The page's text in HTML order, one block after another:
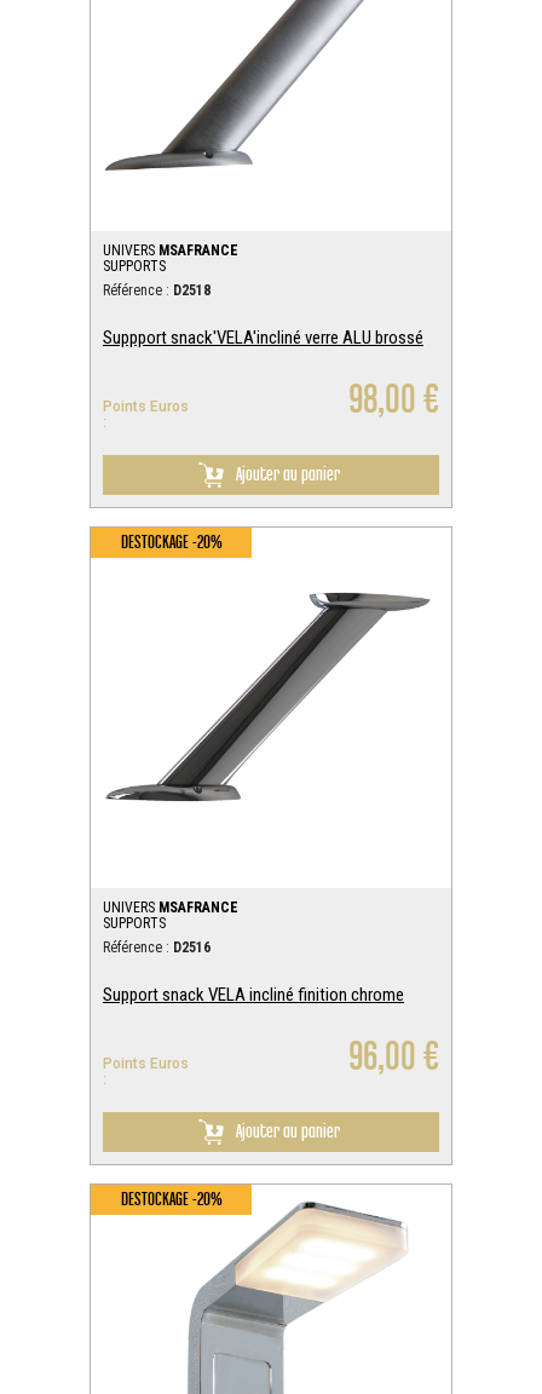
UNIVERS MSAFRANCE
SUPPORTS
Référence : D2518
Suppport snack'VELA'incliné verre ALU brossé
Points Euros
:
98,00 €
Ajouter au panier
DESTOCKAGE -20%
UNIVERS MSAFRANCE
SUPPORTS
Référence : D2516
Support snack VELA incliné finition chrome
Points Euros
:
96,00 €
Ajouter au panier
DESTOCKAGE -20%